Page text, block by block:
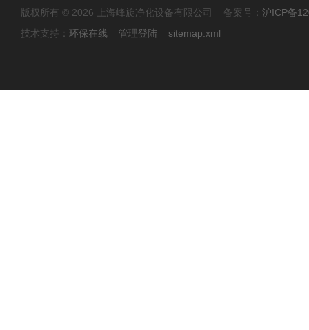
版权所有 © 2026 上海峰旋净化设备有限公司 备案号： 沪ICP备
技术支持： 环保在线 管理登陆 sitemap.xml